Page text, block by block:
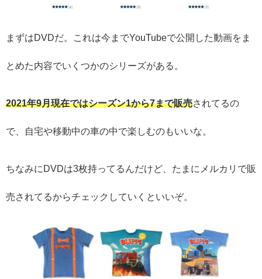
まずはDVDだ。これは今までYouTubeで公開した動画をま
とめた内容でいくつかのシリーズがある。
2021年9月現在ではシーズン1から7まで販売されてるの
で、自宅や移動中の車の中で楽しむのもいいな。
ちなみにDVDは3枚持ってるんだけど、たまにメルカリで販
売されてるからチェックしていくといいぞ。